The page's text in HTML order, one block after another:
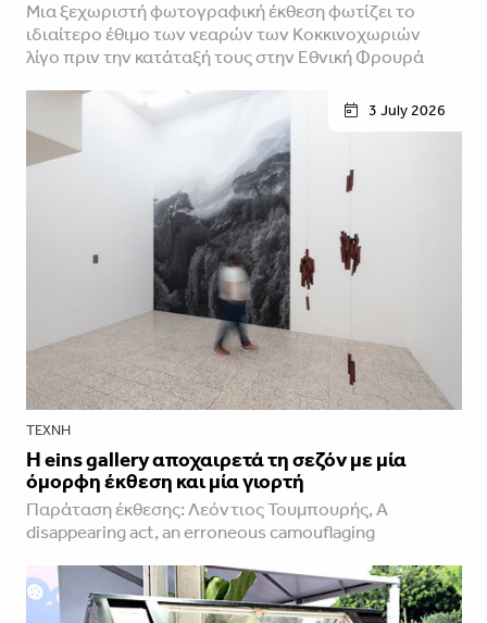
Μια ξεχωριστή φωτογραφική έκθεση φωτίζει το
ιδιαίτερο έθιμο των νεαρών των Κοκκινοχωριών
λίγο πριν την κατάταξή τους στην Εθνική Φρουρά
3 July 2026
ΤΈΧΝΗ
H eins gallery αποχαιρετά τη σεζόν με μία
όμορφη έκθεση και μία γιορτή
Παράταση έκθεσης: Λεόντιος Τουμπουρής, A
disappearing act, an erroneous camouflaging